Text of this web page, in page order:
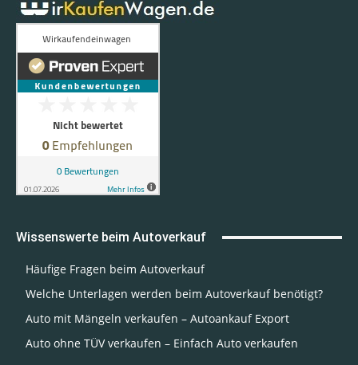
Wissenswerte beim Autoverkauf
Häufige Fragen beim Autoverkauf
Welche Unterlagen werden beim Autoverkauf benötigt?
Auto mit Mängeln verkaufen – Autoankauf Export
Auto ohne TÜV verkaufen – Einfach Auto verkaufen